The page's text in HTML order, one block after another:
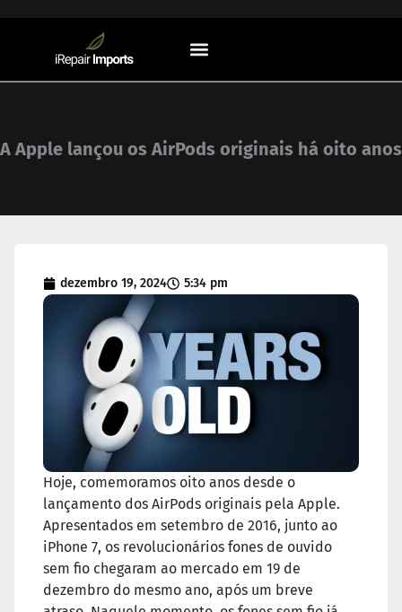
A Apple lançou os AirPods originais há oito anos
dezembro 19, 2024 5:34 pm
Hoje, comemoramos oito anos desde o
lançamento dos AirPods originais pela Apple.
Apresentados em setembro de 2016, junto ao
iPhone 7, os revolucionários fones de ouvido
sem fio chegaram ao mercado em 19 de
dezembro do mesmo ano, após um breve